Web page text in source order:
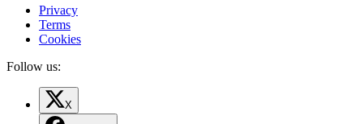
Privacy
Terms
Cookies
Follow us:
X